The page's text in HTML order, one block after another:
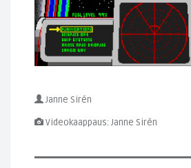
Janne Sirén
Videokaappaus: Janne Sirén